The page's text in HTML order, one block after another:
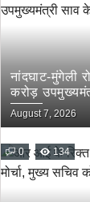
नांदघाट-मुंगेली
करोड़
August 7, 2026
0 134